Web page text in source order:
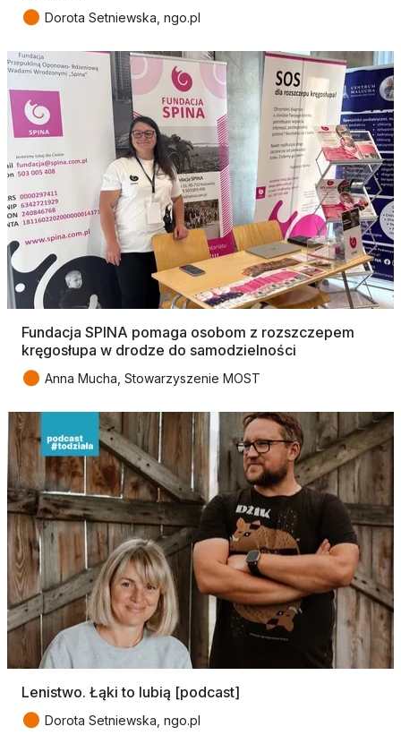
● Dorota Setniewska, ngo.pl
Fundacja SPINA pomaga osobom z rozszczepem
kręgosłupa w drodze do samodzielności
● Anna Mucha, Stowarzyszenie MOST
Lenistwo. Łąki to lubią [podcast]
● Dorota Setniewska, ngo.pl